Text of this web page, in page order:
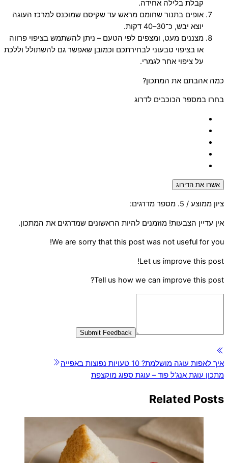
קבלת בלילה אחידה.
אופים בתנור שחומם מראש עד שקיסם שמוכנס למרכז העוגה
יוצא יבש, כ־30–40 דקות.
מצננים מעט, ומצפים לפי הטעם – ניתן להשתמש בציפוי פרווה
או בציפוי טבעוני לבחירתכם וכמובן שאפשר גם להשתולל וללכת
על ציפוי אחר לגמרי.
כמה אהבתם את המתכון?
בחרו במספר הכוכבים לדרוג
אשרו את הדירוג
ציון ממוצע / 5. מספר מדרגים:
אין עדיין הצבעות! מוזמנים להיות הראשונים שמדרגים את המתכון.
We are sorry that this post was not useful for you!
Let us improve this post!
Tell us how we can improve this post?
Submit Feedback
איך לאפות עוגה מושלמת? 10 טעויות נפוצות באפייה
מתכון עוגת אנג’ל פוד – עוגת ספוג מוקצפת
Related Posts